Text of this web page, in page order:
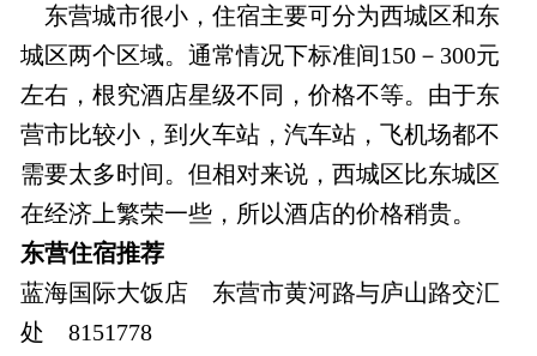
东营城市很小，住宿主要可分为西城区和东
城区两个区域。通常情况下标准间150－300元
左右，根究酒店星级不同，价格不等。由于东
营市比较小，到火车站，汽车站，飞机场都不
需要太多时间。但相对来说，西城区比东城区
在经济上繁荣一些，所以酒店的价格稍贵。
东营住宿推荐
蓝海国际大饭店
东营市黄河路与庐山路交汇
处
8151778